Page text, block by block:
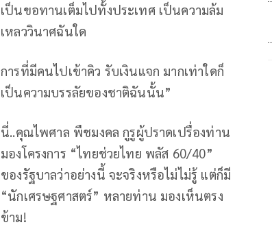
เป็นขอทานเต็มไปทั้งประเทศ เป็นความล้ม
เหลววินาศฉันใด
การที่มีคนไปเข้าคิว รับเงินแจก มากเท่าใดก็
เป็นความบรรลัยของชาติฉันนั้น”
นี่..คุณไพศาล พืชมงคล กูรูผู้ปราดเปรื่องท่าน
มองโครงการ “ไทยช่วยไทย พลัส 60/40”
ของรัฐบาลว่าอย่างนี้ จะจริงหรือไม่ไม่รู้ แต่ก็มี
“นักเศรษฐศาสตร์” หลายท่าน มองเห็นตรง
ข้าม!